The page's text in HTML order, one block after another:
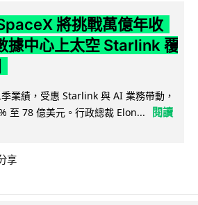
將挑戰萬億年收
據中心上太空 Starlink 覆
業績，受惠 Starlink 與 AI 業務帶動，
至 78 億美元。行政總裁 Elon...
閱讀
享